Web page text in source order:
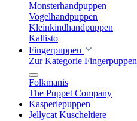
Monsterhandpuppen
Vogelhandpuppen
Kleinkindhandpuppen
Kallisto
Fingerpuppen
Zur Kategorie Fingerpuppen
Folkmanis
The Puppet Company
Kasperlepuppen
Jellycat Kuscheltiere